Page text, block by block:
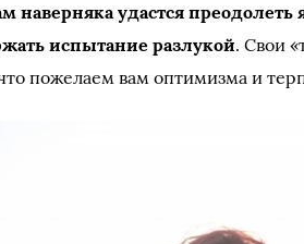
удастся преодолеть
испытание разлукой. Свои
пожелаем вам оптимизма и